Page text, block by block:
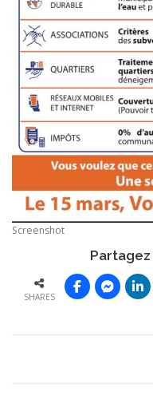
Screenshot
Partagez
SHARES